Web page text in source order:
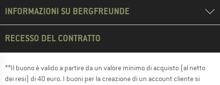
INFORMAZIONI SU BERGFREUNDE
RECESSO DEL CONTRATTO
**Il buono è valido a partire da un valore minimo di acquisto (al netto
dei resi) di 40 euro. I buoni per la creazione di un account cliente si